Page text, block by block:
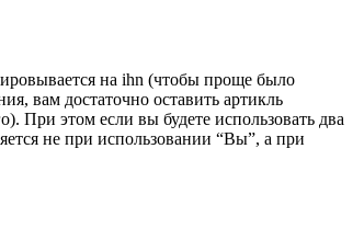
на ihn (чтобы проще было
вам достаточно оставить артикль
При этом если вы будете использовать два
не при использовании “Вы”, а при